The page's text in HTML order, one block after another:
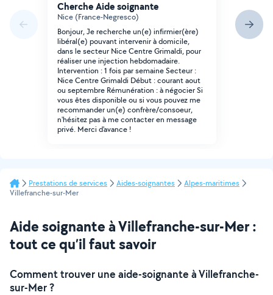
Cherche Aide soignante
Nice (France-Negresco)
Bonjour, Je recherche un(e) infirmier(ère)
libéral(e) pouvant intervenir à domicile,
dans le secteur Nice Centre Grimaldi, pour
réaliser une injection hebdomadaire.
Intervention : 1 fois par semaine Secteur :
Nice Centre Grimaldi Début : courant aout
ou septembre Rémunération : à négocier Si
vous êtes disponible ou si vous pouvez me
recommander un(e) confrère/consoeur,
n'hésitez pas à me contacter en message
privé. Merci d'avance !
Prestations de services Aides-soignantes
Alpes-maritimes
Villefranche-sur-Mer
Aide soignante à Villefranche-sur-Mer :
tout ce qu’il faut savoir
Comment trouver une aide-soignante à Villefranche-
sur-Mer ?